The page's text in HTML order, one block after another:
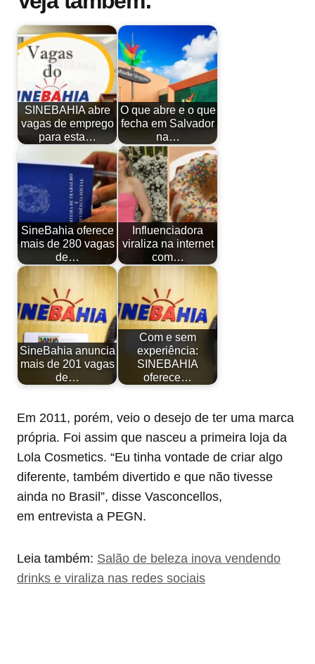
SINEBAHIA abre
vagas de emprego
para esta…
O que abre e o que
fecha em Salvador
na…
SineBahia oferece
mais de 280 vagas
de…
Influenciadora
viraliza na internet
com…
SineBahia anuncia
mais de 201 vagas
de…
Com e sem
experiência:
SINEBAHIA
oferece…
Em 2011, porém, veio o desejo de ter uma marca
própria. Foi assim que nasceu a primeira loja da
Lola Cosmetics. “Eu tinha vontade de criar algo
diferente, também divertido e que não tivesse
ainda no Brasil”, disse Vasconcellos,
em entrevista a PEGN.
Leia também: Salão de beleza inova vendendo
drinks e viraliza nas redes sociais